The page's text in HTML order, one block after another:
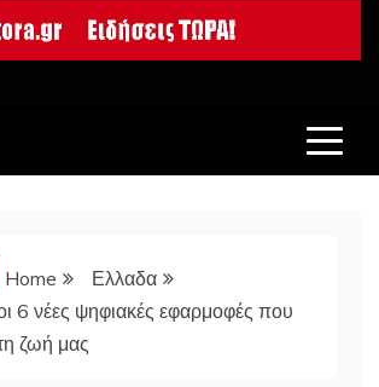
Home
Ελλαδα
6 νέες ψηφιακές εφαρμοφές που
ζωή μας